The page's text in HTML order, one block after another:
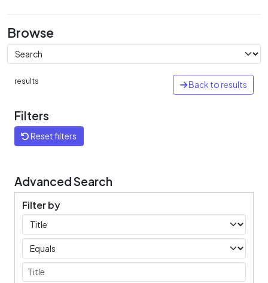
Browse
results Back to results
Filters
Reset filters
Advanced Search
Filter by
Filters
Operators